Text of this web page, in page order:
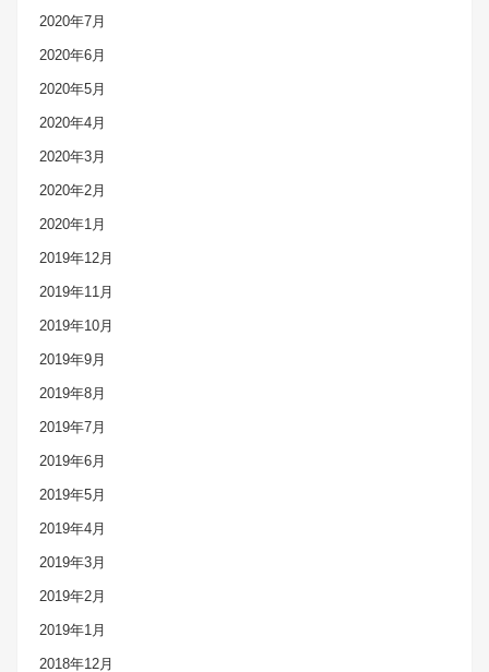
2020年7月
2020年6月
2020年5月
2020年4月
2020年3月
2020年2月
2020年1月
2019年12月
2019年11月
2019年10月
2019年9月
2019年8月
2019年7月
2019年6月
2019年5月
2019年4月
2019年3月
2019年2月
2019年1月
2018年12月